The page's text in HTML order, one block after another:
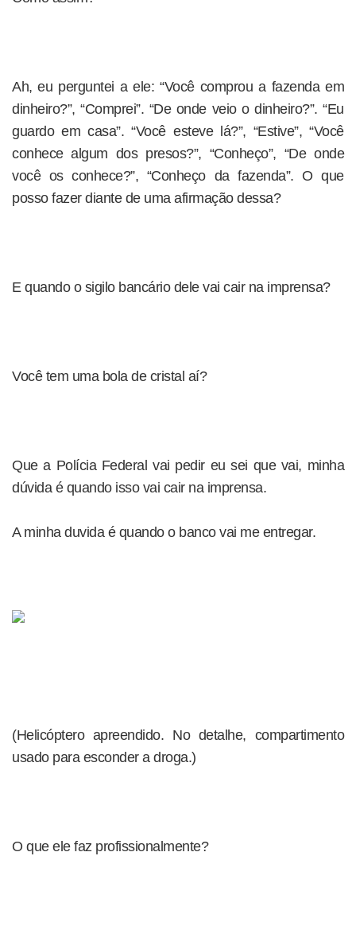
Ah, eu perguntei a ele: “Você comprou a fazenda em
dinheiro?”, “Comprei”. “De onde veio o dinheiro?”. “Eu
guardo em casa”. “Você esteve lá?”, “Estive”, “Você
conhece algum dos presos?”, “Conheço”, “De onde
você os conhece?”, “Conheço da fazenda”. O que
posso fazer diante de uma afirmação dessa?
E quando o sigilo bancário dele vai cair na imprensa?
Você tem uma bola de cristal aí?
Que a Polícia Federal vai pedir eu sei que vai, minha
dúvida é quando isso vai cair na imprensa.
A minha duvida é quando o banco vai me entregar.
(Helicóptero apreendido. No detalhe, compartimento
usado para esconder a droga.)
O que ele faz profissionalmente?